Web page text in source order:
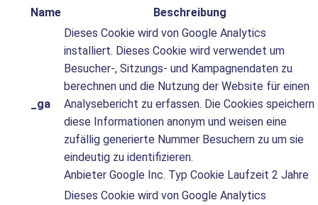
Name
Beschreibung
_ga
Dieses Cookie wird von Google Analytics
installiert. Dieses Cookie wird verwendet um
Besucher-, Sitzungs- und Kampagnendaten zu
berechnen und die Nutzung der Website für einen
Analysebericht zu erfassen. Die Cookies speichern
diese Informationen anonym und weisen eine
zufällig generierte Nummer Besuchern zu um sie
eindeutig zu identifizieren.
Anbieter Google Inc. Typ Cookie Laufzeit 2 Jahre
Dieses Cookie wird von Google Analytics